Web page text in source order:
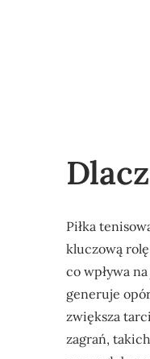
Piłka
kluczową
co wpływa
generuje
zwiększa
zagrań,